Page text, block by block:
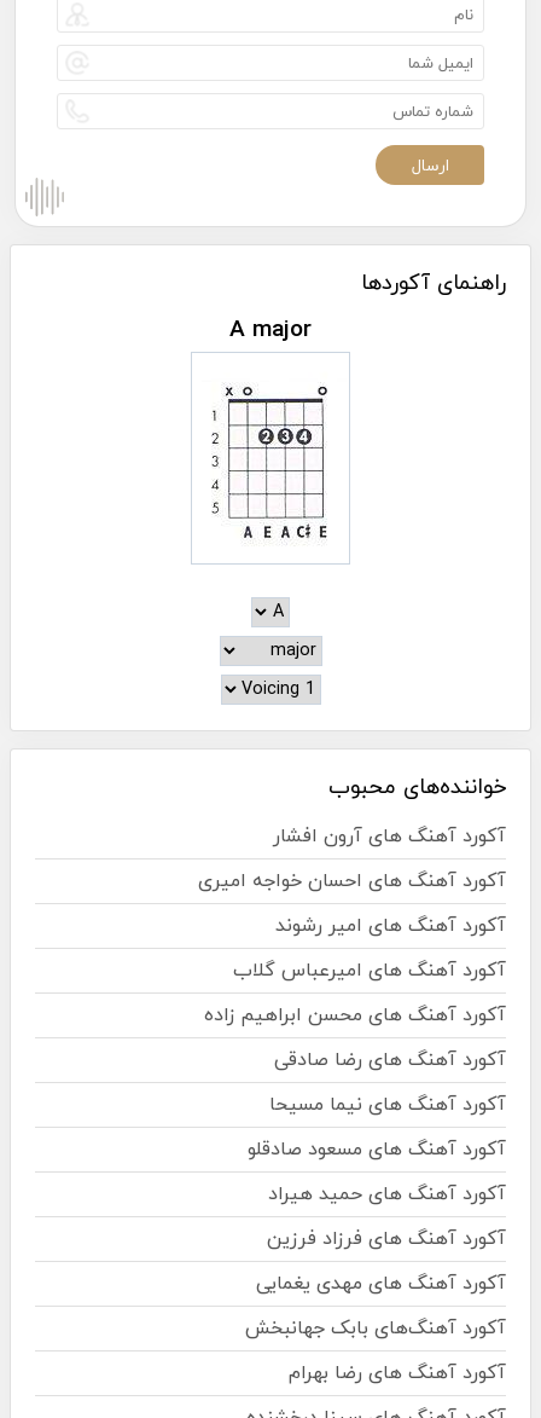
راهنمای آکوردها
A major
خواننده‌های محبوب
آکورد آهنگ های آرون افشار
آکورد آهنگ های احسان خواجه امیری
آکورد آهنگ های امیر رشوند
آکورد آهنگ های امیرعباس گلاب
آکورد آهنگ های محسن ابراهیم زاده
آکورد آهنگ های رضا صادقی
آکورد آهنگ های نیما مسیحا
آکورد آهنگ های مسعود صادقلو
آکورد آهنگ های حمید هیراد
آکورد آهنگ های فرزاد فرزین
آکورد آهنگ های مهدی یغمایی
آکورد آهنگ‌های بابک جهانبخش
آکورد آهنگ های رضا بهرام